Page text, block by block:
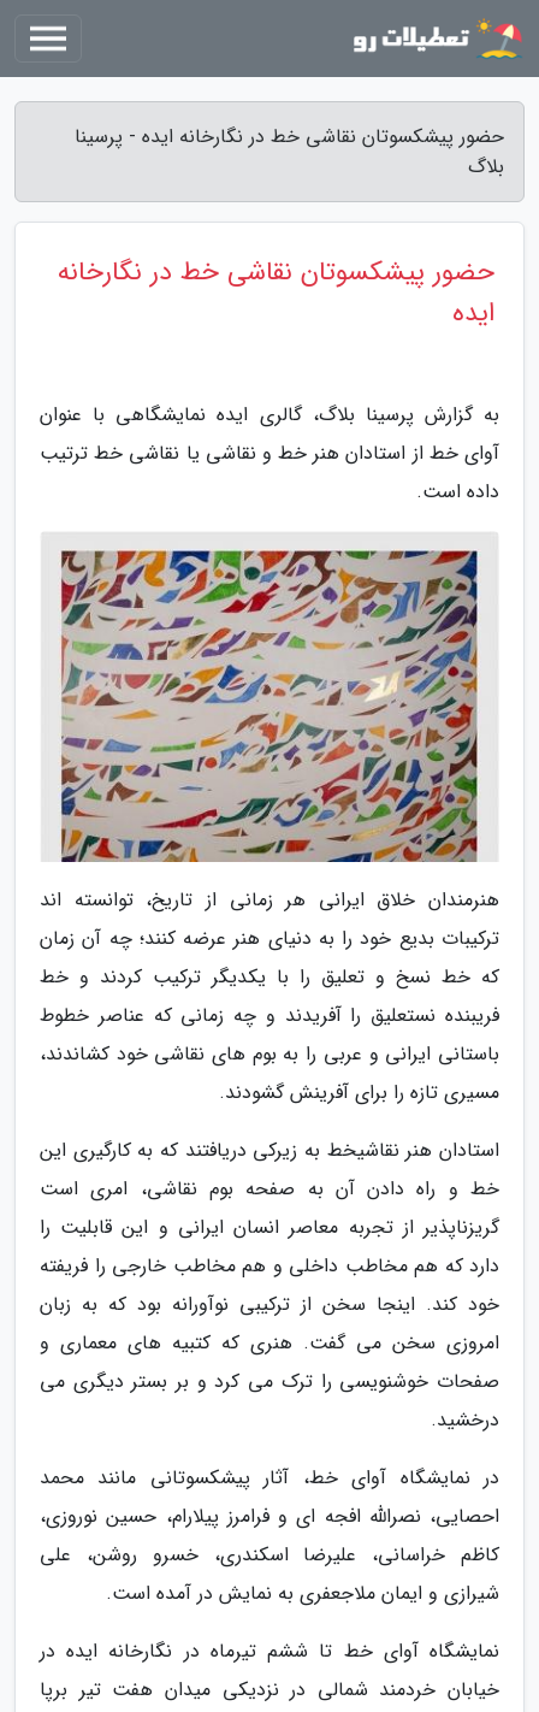
حضور پیشکسوتان نقاشی خط در نگارخانه ایده - پرسینا
بلاگ
حضور پیشکسوتان نقاشی خط در نگارخانه
ایده
به گزارش پرسینا بلاگ، گالری ایده نمایشگاهی با عنوان
آوای خط از استادان هنر خط و نقاشی یا نقاشی خط ترتیب
داده است.
هنرمندان خلاق ایرانی هر زمانی از تاریخ، توانسته اند
ترکیبات بدیع خود را به دنیای هنر عرضه کنند؛ چه آن زمان
که خط نسخ و تعلیق را با یکدیگر ترکیب کردند و خط
فریبنده نستعلیق را آفریدند و چه زمانی که عناصر خطوط
باستانی ایرانی و عربی را به بوم های نقاشی خود کشاندند،
مسیری تازه را برای آفرینش گشودند.
استادان هنر نقاشیخط به زیرکی دریافتند که به کارگیری این
خط و راه دادن آن به صفحه بوم نقاشی، امری است
گریزناپذیر از تجربه معاصر انسان ایرانی و این قابلیت را
دارد که هم مخاطب داخلی و هم مخاطب خارجی را فریفته
خود کند. اینجا سخن از ترکیبی نوآورانه بود که به زبان
امروزی سخن می گفت. هنری که کتبیه های معماری و
صفحات خوشنویسی را ترک می کرد و بر بستر دیگری می
درخشید.
در نمایشگاه آوای خط، آثار پیشکسوتانی مانند محمد
احصایی، نصرالله افجه ای و فرامرز پیلارام، حسین نوروزی،
کاظم خراسانی، علیرضا اسکندری، خسرو روشن، علی
شیرازی و ایمان ملاجعفری به نمایش در آمده است.
نمایشگاه آوای خط تا ششم تیرماه در نگارخانه ایده در
خیابان خردمند شمالی در نزدیکی میدان هفت تیر برپا